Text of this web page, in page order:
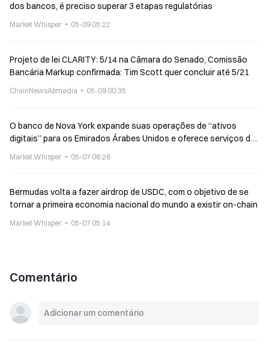
dos bancos, é preciso superar 3 etapas regulatórias
Market Whisper 05-09 05:22
Projeto de lei CLARITY: 5/14 na Câmara do Senado, Comissão
Bancária Markup confirmada: Tim Scott quer concluir até 5/21
ChainNewsAbmedia 05-09 00:35
O banco de Nova York expande suas operações de “ativos
digitais” para os Emirados Árabes Unidos e oferece serviços de
Market Whisper 05-07 06:26
Bermudas volta a fazer airdrop de USDC, com o objetivo de se
tornar a primeira economia nacional do mundo a existir on-chain
Market Whisper 05-07 05:14
Comentário